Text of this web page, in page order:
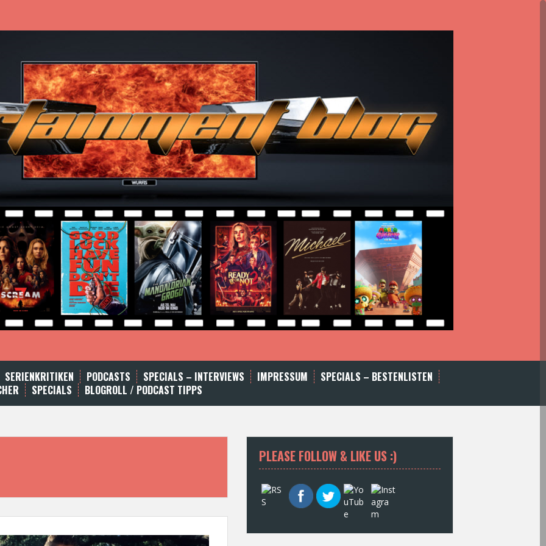
SERIENKRITIKEN PODCASTS SPECIALS – INTERVIEWS IMPRESSUM
SPECIALS – BESTENLISTEN
SPECIALS BLOGROLL / PODCAST TIPPS
PLEASE FOLLOW & LIKE US :)